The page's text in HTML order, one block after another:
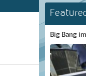
Big Bang